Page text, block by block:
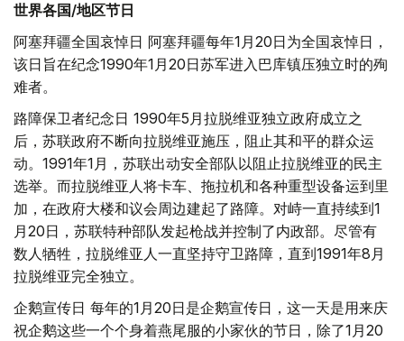
世界各国/地区节日
阿塞拜疆全国哀悼日 阿塞拜疆每年1月20日为全国哀悼日，
该日旨在纪念1990年1月20日苏军进入巴库镇压独立时的殉
难者。
路障保卫者纪念日 1990年5月拉脱维亚独立政府成立之
后，苏联政府不断向拉脱维亚施压，阻止其和平的群众运
动。1991年1月，苏联出动安全部队以阻止拉脱维亚的民主
选举。而拉脱维亚人将卡车、拖拉机和各种重型设备运到里
加，在政府大楼和议会周边建起了路障。对峙一直持续到1
月20日，苏联特种部队发起枪战并控制了内政部。尽管有
数人牺牲，拉脱维亚人一直坚持守卫路障，直到1991年8月
拉脱维亚完全独立。
企鹅宣传日 每年的1月20日是企鹅宣传日，这一天是用来庆
祝企鹅这些一个个身着燕尾服的小家伙的节日，除了1月20